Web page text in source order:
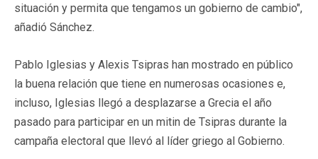
situación y permita que tengamos un gobierno de cambio",
añadió Sánchez.
Pablo Iglesias y Alexis Tsipras han mostrado en público
la buena relación que tiene en numerosas ocasiones e,
incluso, Iglesias llegó a desplazarse a Grecia el año
pasado para participar en un mitin de Tsipras durante la
campaña electoral que llevó al líder griego al Gobierno.